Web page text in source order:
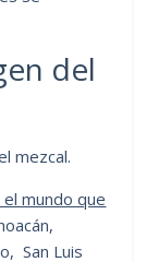
del
mezcal.
mundo que
San Luis